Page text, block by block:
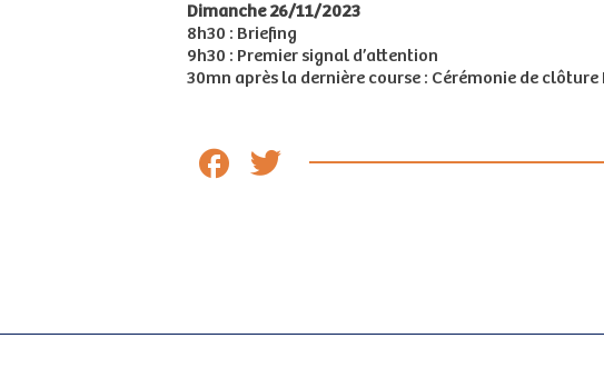
Dimanche 26/11/2023
8h30 : Briefing
9h30 : Premier signal d’attention
30mn après la dernière course : Cérémonie de clôture